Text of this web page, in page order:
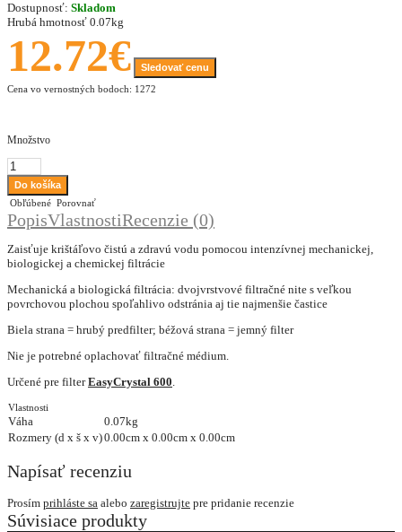
Dostupnosť: Skladom
Hrubá hmotnosť 0.07kg
12.72€
Sledovať cenu
Cena vo vernostných bodoch: 1272
Množstvo
Obľúbené Porovnať
PopisVlastnostiRecenzie (0)
Zaisťuje krištáľovo čistú a zdravú vodu pomocou intenzívnej mechanickej,
biologickej a chemickej filtrácie
Mechanická a biologická filtrácia: dvojvrstvové filtračné nite s veľkou
povrchovou plochou spoľahlivo odstránia aj tie najmenšie častice
Biela strana = hrubý predfilter; béžová strana = jemný filter
Nie je potrebné oplachovať filtračné médium.
Určené pre filterEasyCrystal 600.
Vlastnosti
Váha
0.07kg
Rozmery (d x š x v)0.00cm x 0.00cm x 0.00cm
Napísať recenziu
Prosím prihláste sa alebo zaregistrujte pre pridanie recenzie
Súvisiace produkty